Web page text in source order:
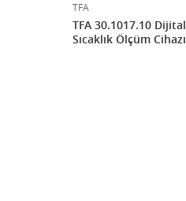
TFA
TFA 30.1017.10 Dijital
Sıcaklık Ölçüm Cihazı